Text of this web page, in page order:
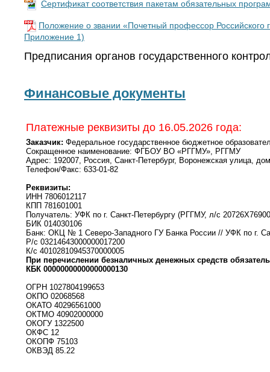
Сертификат соответствия пакетам обязательных
Положение о звании «Почетный профессор
Приложение 1)
Предписания органов государственного
Финансовые документы
Платежные реквизиты до 16.05.2026 года:
Заказчик: Федеральное государственное бюджетное
Сокращенное наименование: ФГБОУ ВО «РГГМУ», РГГМУ
Адрес: 192007, Россия, Санкт-Петербург, Воронежская улица,
Телефон/Факс: 633-01-82
Реквизиты:
ИНН 7806012117
КПП 781601001
Получатель: УФК по г. Санкт-Петербургу (РГГМУ, л/с
БИК 014030106
Банк: ОКЦ № 1 Северо-Западного ГУ Банка России // УФК по г.
Р/с 03214643000000017200
К/с 40102810945370000005
При перечислении безналичных денежных средств
КБК 00000000000000000130
ОГРН 1027804199653
ОКПО 02068568
ОКАТО 40296561000
ОКТМО 40902000000
ОКОГУ 1322500
ОКФС 12
ОКОПФ 75103
ОКВЭД 85.22